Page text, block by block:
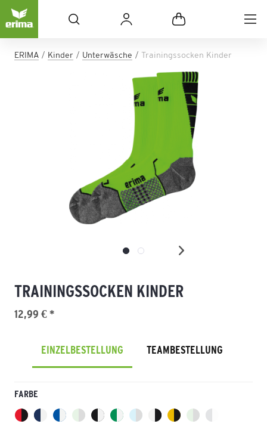
ERIMA Kinder Unterwäsche Trainingssocken Kinder
TRAININGSSOCKEN KINDER
12,99 € *
EINZELBESTELLUNG TEAMBESTELLUNG
FARBE